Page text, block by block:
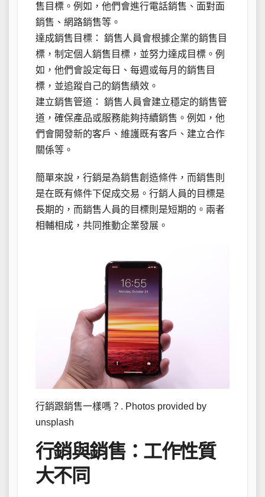
售目標。例如，他們會進行電話銷售、面對面
銷售、網路銷售等。
達成銷售目標： 銷售人員會根據企業的銷售目
標，制定個人銷售目標，並努力達成目標。例
如，他們會設定每日、每週或每月的銷售目
標，並追蹤自己的銷售績效。
建立銷售管道： 銷售人員會建立穩定的銷售管
道，確保產品或服務能夠持續銷售。例如，他
們會開發新的客戶、維護既有客戶、建立合作
關係等。
簡單來說，行銷是為銷售創造條件，而銷售則
是在既有條件下促成交易。行銷人員的目標是
長期的，而銷售人員的目標則是短期的。兩者
相輔相成，共同推動企業發展。
行銷跟銷售一樣嗎？. Photos provided by
unsplash
行銷與銷售：工作性質
大不同